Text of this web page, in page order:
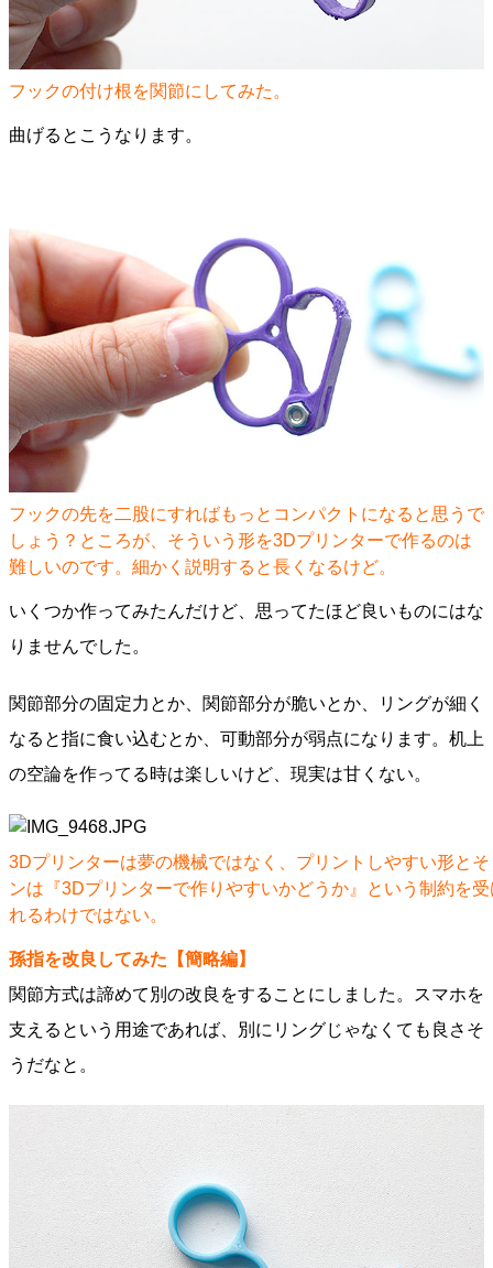
フックの付け根を関節にしてみた。
曲げるとこうなります。
フックの先を二股にすればもっとコンパクトになると思うで
しょう？ところが、そういう形を3Dプリンターで作るのは
難しいのです。細かく説明すると長くなるけど。
いくつか作ってみたんだけど、思ってたほど良いものにはな
りませんでした。
関節部分の固定力とか、関節部分が脆いとか、リングが細く
なると指に食い込むとか、可動部分が弱点になります。机上
の空論を作ってる時は楽しいけど、現実は甘くない。
3Dプリンターは夢の機械ではなく、プリントしやすい形と
ンは『3Dプリンターで作りやすいかどうか』という制約を
れるわけではない。
孫指を改良してみた【簡略編】
関節方式は諦めて別の改良をすることにしました。スマホを
支えるという用途であれば、別にリングじゃなくても良さそ
うだなと。